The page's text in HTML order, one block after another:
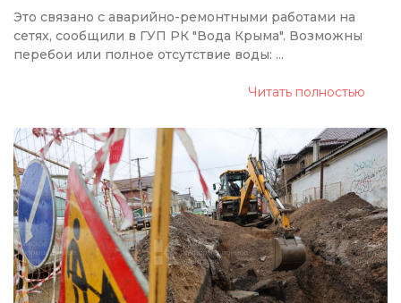
Это связано с аварийно-ремонтными работами на
сетях, сообщили в ГУП РК "Вода Крыма". Возможны
перебои или полное отсутствие воды: ...
Читать полностью